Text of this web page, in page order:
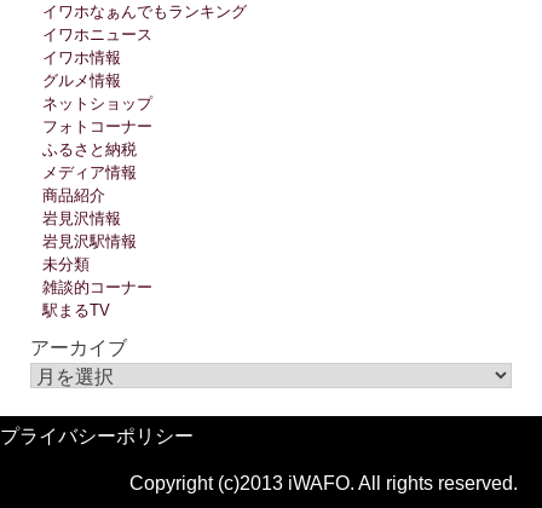
イワホなぁんでもランキング
イワホニュース
イワホ情報
グルメ情報
ネットショップ
フォトコーナー
ふるさと納税
メディア情報
商品紹介
岩見沢情報
岩見沢駅情報
未分類
雑談的コーナー
駅まるTV
アーカイブ
プライバシーポリシー
Copyright (c)2013 iWAFO. All rights reserved.